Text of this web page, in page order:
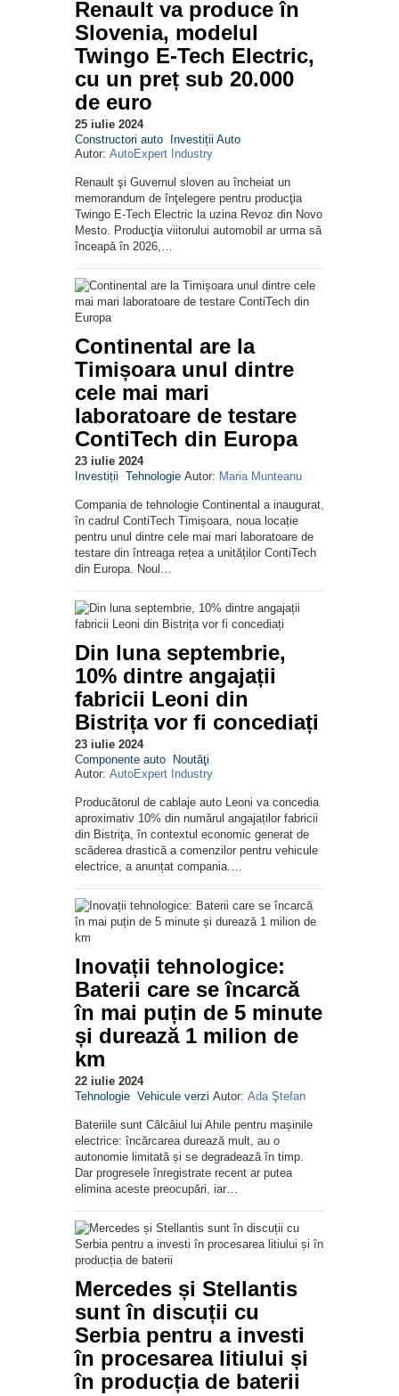
Renault va produce în
Slovenia, modelul
Twingo E-Tech Electric,
cu un preț sub 20.000
de euro
25 iulie 2024
Constructori auto
Investiții Auto
Autor: AutoExpert Industry
Renault şi Guvernul sloven au încheiat un
memorandum de înţelegere pentru producţia
Twingo E-Tech Electric la uzina Revoz din Novo
Mesto. Producţia viitorului automobil ar urma să
înceapă în 2026,…
Continental are la
Timișoara unul dintre
cele mai mari
laboratoare de testare
ContiTech din Europa
23 iulie 2024
Investiții Tehnologie Autor: Maria Munteanu
Compania de tehnologie Continental a inaugurat,
în cadrul ContiTech Timișoara, noua locație
pentru unul dintre cele mai mari laboratoare de
testare din întreaga rețea a unităților ContiTech
din Europa. Noul…
Din luna septembrie,
10% dintre angajații
fabricii Leoni din
Bistrița vor fi concediați
23 iulie 2024
Componente auto
Noutăţi
Autor: AutoExpert Industry
Producătorul de cablaje auto Leoni va concedia
aproximativ 10% din numărul angajaților fabricii
din Bistriţa, în contextul economic generat de
scăderea drastică a comenzilor pentru vehicule
electrice, a anunțat compania.…
Inovații tehnologice:
Baterii care se încarcă
în mai puțin de 5 minute
și durează 1 milion de
km
22 iulie 2024
Tehnologie Vehicule verzi Autor: Ada Ştefan
Bateriile sunt Călcâiul lui Ahile pentru mașinile
electrice: încărcarea durează mult, au o
autonomie limitată și se degradează în timp.
Dar progresele înregistrate recent ar putea
elimina aceste preocupări, iar…
Mercedes și Stellantis
sunt în discuții cu
Serbia pentru a investi
în procesarea litiului și
în producția de baterii